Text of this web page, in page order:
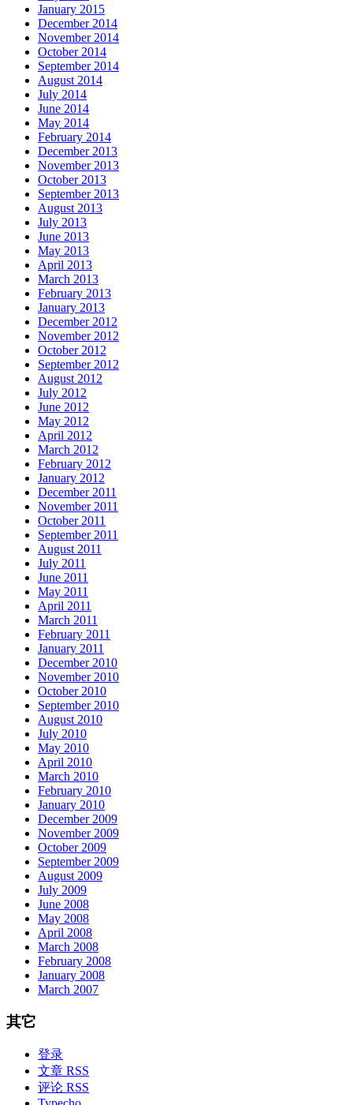
January 2015
December 2014
November 2014
October 2014
September 2014
August 2014
July 2014
June 2014
May 2014
February 2014
December 2013
November 2013
October 2013
September 2013
August 2013
July 2013
June 2013
May 2013
April 2013
March 2013
February 2013
January 2013
December 2012
November 2012
October 2012
September 2012
August 2012
July 2012
June 2012
May 2012
April 2012
March 2012
February 2012
January 2012
December 2011
November 2011
October 2011
September 2011
August 2011
July 2011
June 2011
May 2011
April 2011
March 2011
February 2011
January 2011
December 2010
November 2010
October 2010
September 2010
August 2010
July 2010
May 2010
April 2010
March 2010
February 2010
January 2010
December 2009
November 2009
October 2009
September 2009
August 2009
July 2009
June 2008
May 2008
April 2008
March 2008
February 2008
January 2008
March 2007
其它
登录
文章 RSS
评论 RSS